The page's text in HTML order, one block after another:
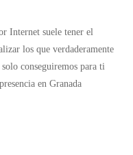
Internet suele tener el
los que verdaderamente
conseguiremos para ti
en Granada